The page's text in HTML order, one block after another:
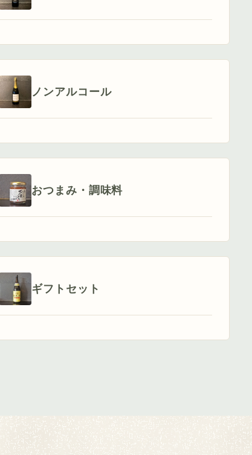
ノンアルコール
おつまみ・調味料
ギフトセット